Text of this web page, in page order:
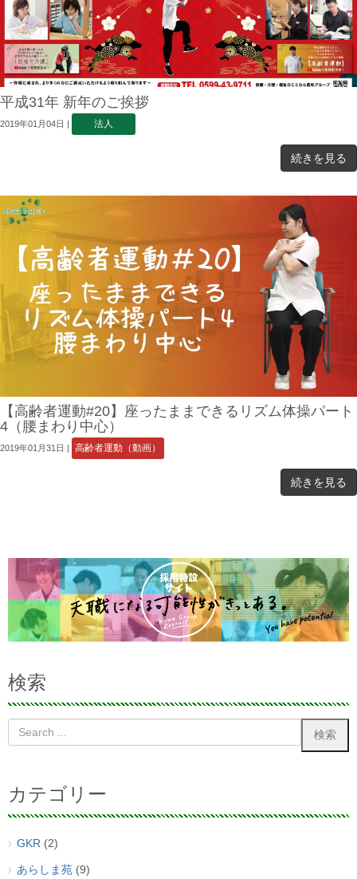
平成31年 新年のご挨拶
2019年01月04日 | 法人
続きを見る
【高齢者運動#20】座ったままできるリズム体操パート
4（腰まわり中心）
2019年01月31日 高齢者運動（動画）
続きを見る
検索
カテゴリー
GKR (2)
あらしま苑 (9)